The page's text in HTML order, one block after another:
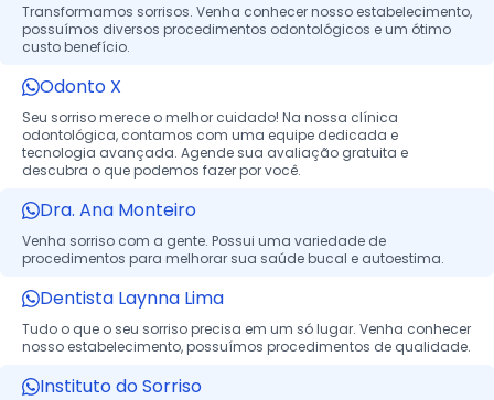
Transformamos sorrisos. Venha conhecer nosso estabelecimento,
possuímos diversos procedimentos odontológicos e um ótimo
custo benefício.
Odonto X
Seu sorriso merece o melhor cuidado! Na nossa clínica
odontológica, contamos com uma equipe dedicada e
tecnologia avançada. Agende sua avaliação gratuita e
descubra o que podemos fazer por você.
Dra. Ana Monteiro
Venha sorriso com a gente. Possui uma variedade de
procedimentos para melhorar sua saúde bucal e autoestima.
Dentista Laynna Lima
Tudo o que o seu sorriso precisa em um só lugar. Venha conhecer
nosso estabelecimento, possuímos procedimentos de qualidade.
Instituto do Sorriso